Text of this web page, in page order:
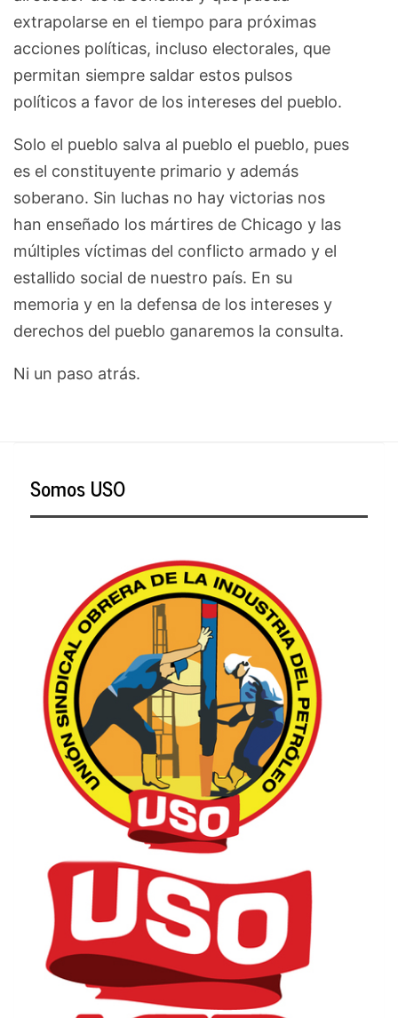
extrapolarse en el tiempo para próximas
acciones políticas, incluso electorales, que
permitan siempre saldar estos pulsos
políticos a favor de los intereses del pueblo.
Solo el pueblo salva al pueblo el pueblo, pues
es el constituyente primario y además
soberano. Sin luchas no hay victorias nos
han enseñado los mártires de Chicago y las
múltiples víctimas del conflicto armado y el
estallido social de nuestro país. En su
memoria y en la defensa de los intereses y
derechos del pueblo ganaremos la consulta.
Ni un paso atrás.
Somos USO